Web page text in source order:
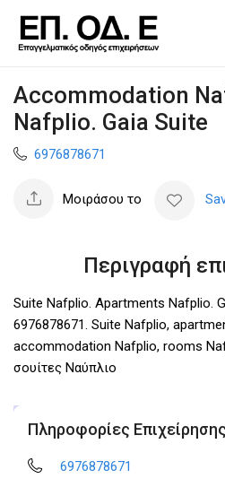
Accommodation
Nafplio. Gaia Suite
6976878671
Μοιράσου το
Περιγραφή
Suite Nafplio. Apartments Nafplio.
6976878671. Suite Nafplio,
accommodation Nafplio, rooms
σουίτες Ναύπλιο
Πληροφορίες Επιχείρησης
6976878671